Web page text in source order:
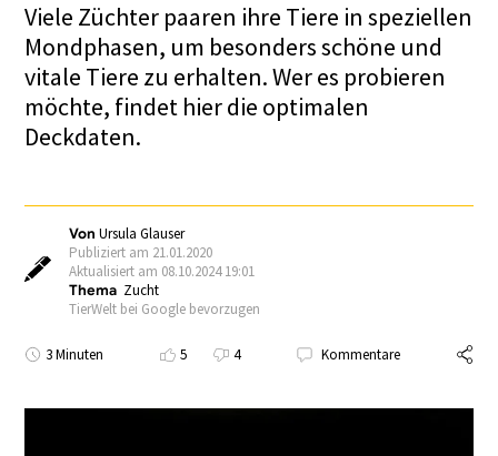
Viele Züchter paaren ihre Tiere in speziellen
Mondphasen, um besonders schöne und
vitale Tiere zu erhalten. Wer es probieren
möchte, findet hier die optimalen
Deckdaten.
VonUrsula Glauser
Publiziert am 21.01.2020
Aktualisiert am 08.10.2024 19:01
Thema Zucht
TierWelt bei Google bevorzugen
3 Minuten 5 4 Kommentare